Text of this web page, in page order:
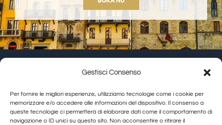
Gestisci Consenso
Per fornire le migliori esperienze, utilizziamo tecnologie come i cookie per
memorizzare e/o accedere alle informazioni del dispositivo. Il consenso a
queste tecnologie ci permetterà di elaborare dati come il comportamento di
navigazione o ID unici su questo sito. Non acconsentire o ritirare il
Calamandrei 145 Arezzo (AR) |Cookie Policy|Privacy
Policy